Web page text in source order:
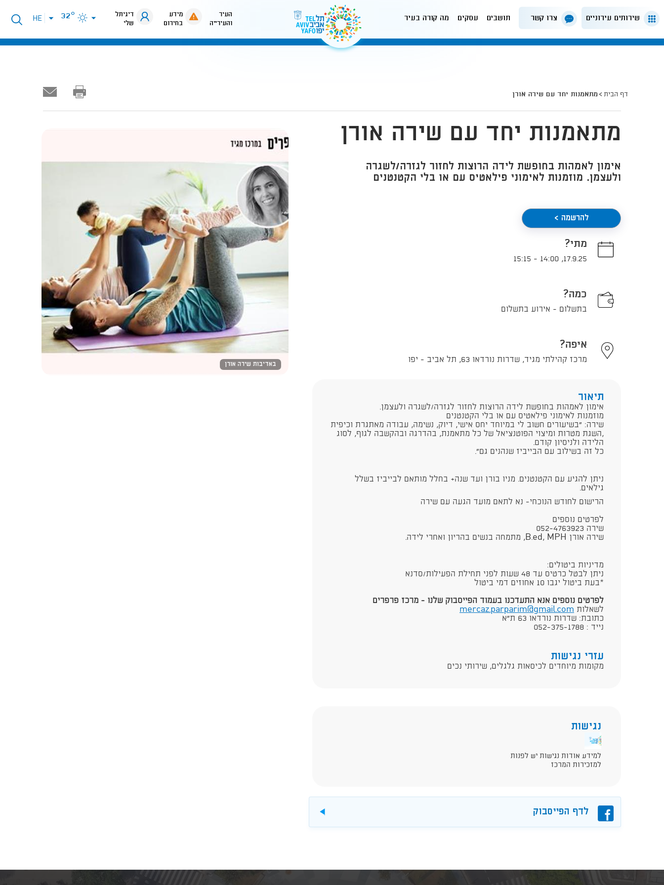
שירותים עירוניים צרו קשר תושבים עסקים מה קורה בעיר
העיר
והעירייה
מידע
בחירום
דיגיתל
שלי
32°
פתיחת
תפריט
HE
דף הבית מתאמנות יחד עם שירה אורן
באדיבות שירה אורן
מתאמנות יחד עם שירה אורן
אימון לאמהות בחופשת לידה הרוצות לחזור לגזרה/לשגרה
ולעצמן. מוזמנות לאימוני פילאטיס עם או בלי הקטנטנים
להרשמה >
מתי?
17.9.25
,
14:00
-
15:15
כמה?
בתשלום - אירוע בתשלום
איפה?
מרכז קהילתי מגיד, שדרות נורדאו 63, תל אביב - יפו
תיאור
אימון לאמהות בחופשת לידה הרוצות לחזור לגזרה/לשגרה ולעצמן.
מוזמנות לאימוני פילאטיס עם או בלי הקטנטנים
שירה: "בשיעורים חשוב לי במיוחד יחס אישי, דיוק, נשימה, עבודה מאתגרת וכיפית
,השגת מטרות ומיצוי הפוטנציאל של כל מתאמנת, בהדרגה ובהקשבה לגוף, לסוג
הלידה ולניסיון קודם.
כל זה בשילוב עם הבייביז שנהנים גם".
ניתן להגיע עם הקטנטנים. מניו בורן ועד שנה+ בחלל מותאם לבייביז בשלל
גילאים.
הרישום לחודש הנוכחי- נא לתאם מועד הגעה עם שירה
לפרטים נוספים
שירה 052-4763923
שירה אורן B.ed, MPH, מתמחה בנשים בהריון ואחרי לידה.
מדיניות ביטולים:
ניתן לבטל כרטיס עד 48 שעות לפני תחילת הפעילות/סדנא
*בעת ביטול יגבו 10 אחוזים דמי ביטול
לפרטים נוספים אנא התעדכנו בעמוד הפייסבוק שלנו - מרכז פרפרים
לשאלות mercaz.parparim@gmail.com
כתובת: שדרות נורדאו 63 ת"א
נייד : 052-375-1788⁩
עזרי נגישות
מקומות מיוחדים לכיסאות גלגלים, שירותי נכים
נגישות
למידע אודות נגישות יש לפנות
למזכירות המרכז
פייסבוקלדף הפייסבוק להורדה